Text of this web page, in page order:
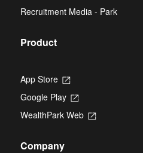
new
tab
Recruitment Media - Park
Product
App Store
Opens
a
new
tab
Google Play
Opens
a
WealthPark Web
Opens
Company